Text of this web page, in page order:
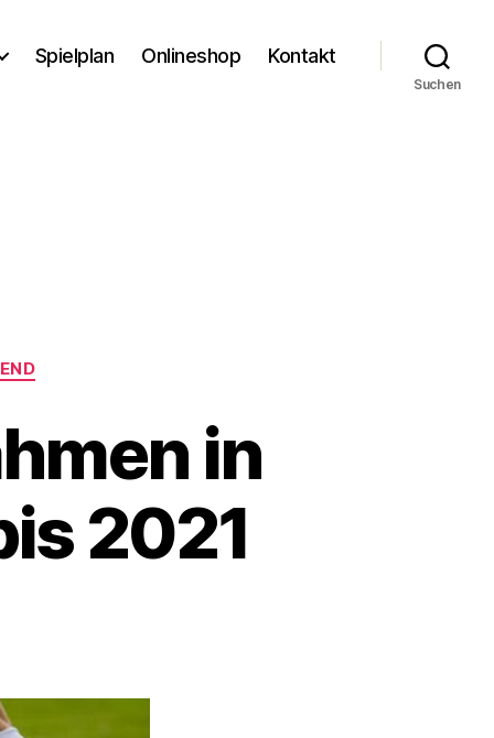
Spielplan Onlineshop Kontakt
Suchen
in
2021